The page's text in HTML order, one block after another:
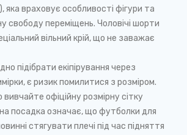
враховує особливості фігури та
свободу переміщень. Чоловічі шорти
вільний крій, що не заважає
підібрати екіпірування через
є ризик помилитися з розміром.
офіційну розмірну сітку
посадка означає, що футболки для
стягувати плечі під час підняття